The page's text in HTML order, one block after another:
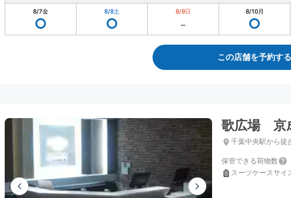
8/7金 8/8土 8/9日 8/10月
この店舗を予約する
歌広場 京
千葉中央駅から徒
保管できる荷物数
スーツケースサイ